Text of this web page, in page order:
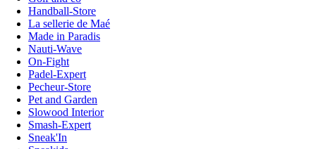
Handball-Store
La sellerie de Maé
Made in Paradis
Nauti-Wave
On-Fight
Padel-Expert
Pecheur-Store
Pet and Garden
Slowood Interior
Smash-Expert
Sneak'In